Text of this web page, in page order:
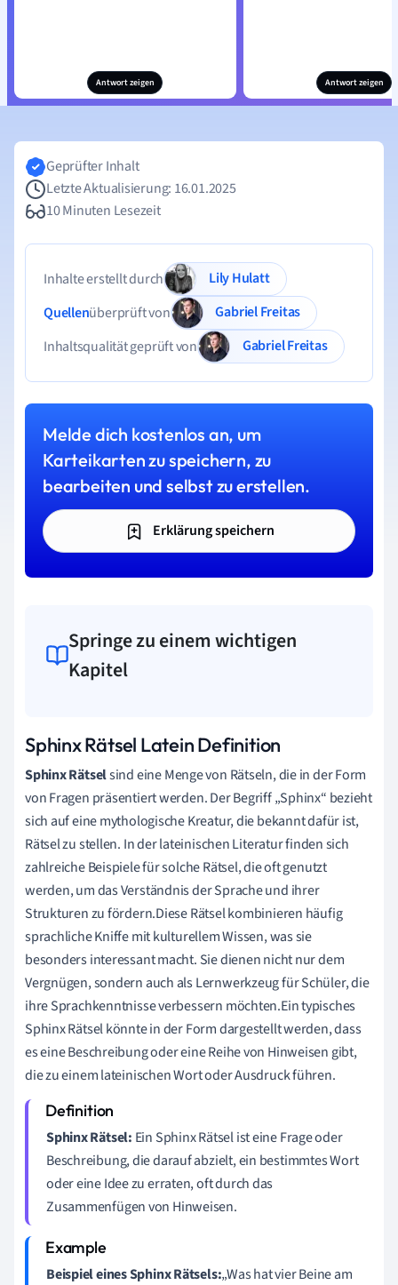
Antwort zeigen Antwort zeigen
Geprüfter Inhalt
Letzte Aktualisierung: 16.01.2025
10 Minuten Lesezeit
Inhalte erstellt durch
Lily Hulatt
Quellenüberprüft von
Gabriel Freitas
Inhaltsqualität geprüft von
Gabriel Freitas
Melde dich kostenlos an, um
Karteikarten zu speichern, zu
bearbeiten und selbst zu erstellen.
Erklärung speichern
Springe zu einem wichtigen
Kapitel
Sphinx Rätsel Latein Definition
Sphinx Rätselsind eine Menge von Rätseln, die in der Form
von Fragen präsentiert werden. Der Begriff „Sphinx“ bezieht
sich auf eine mythologische Kreatur, die bekannt dafür ist,
Rätsel zu stellen. In der lateinischen Literatur finden sich
zahlreiche Beispiele für solche Rätsel, die oft genutzt
werden, um das Verständnis der Sprache und ihrer
Strukturen zu fördern.Diese Rätsel kombinieren häufig
sprachliche Kniffe mit kulturellem Wissen, was sie
besonders interessant macht. Sie dienen nicht nur dem
Vergnügen, sondern auch als Lernwerkzeug für Schüler, die
ihre Sprachkenntnisse verbessern möchten.Ein typisches
Sphinx Rätsel könnte in der Form dargestellt werden, dass
es eine Beschreibung oder eine Reihe von Hinweisen gibt,
die zu einem lateinischen Wort oder Ausdruck führen.
Sphinx Rätsel: Ein Sphinx Rätsel ist eine Frage oder
Beschreibung, die darauf abzielt, ein bestimmtes Wort
oder eine Idee zu erraten, oft durch das
Zusammenfügen von Hinweisen.
Beispiel eines Sphinx Rätsels:„Was hat vier Beine am